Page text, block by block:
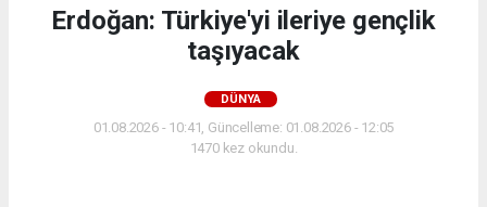
Erdoğan: Türkiye'yi ileriye gençlik
taşıyacak
DÜNYA
01.08.2026 - 10:41, Güncelleme: 01.08.2026 - 12:05
1470 kez okundu.